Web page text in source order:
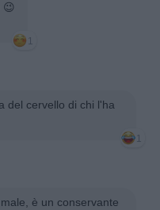
😉
1
del cervello di chi l'ha
1
è un conservante